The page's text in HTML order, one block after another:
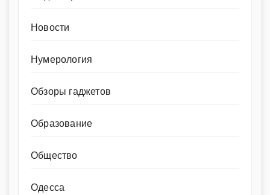
Новости
Нумерология
Обзоры гаджетов
Образование
Общество
Одесса